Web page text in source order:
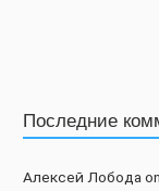
Последние
Алексей Лобода on